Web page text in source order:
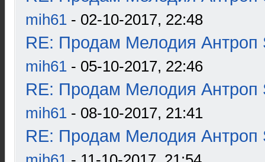
mih61 - 02-10-2017, 22:48
RE: Продам Мелодия Антроп
mih61 - 05-10-2017, 22:46
RE: Продам Мелодия Антроп
mih61 - 08-10-2017, 21:41
RE: Продам Мелодия Антроп